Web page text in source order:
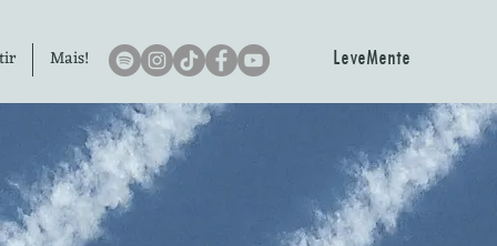
Mais! LeveMente